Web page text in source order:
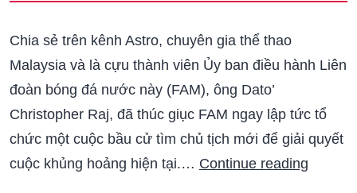
Chia sẻ trên kênh Astro, chuyên gia thể thao
Malaysia và là cựu thành viên Ủy ban điều hành Liên
đoàn bóng đá nước này (FAM), ông Dato’
Christopher Raj, đã thúc giục FAM ngay lập tức tổ
chức một cuộc bầu cử tìm chủ tịch mới để giải quyết
cuộc khủng hoảng hiện tại.… Continue reading